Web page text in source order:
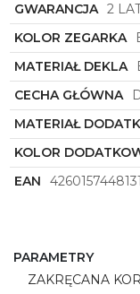
podkreślający
Vostok Europe
osób, które
kolekcji,
designu z
jakością. Odkryj
dopasuj go do
Europeto
GWARANCJA 2
KOLOR ZEGARKA
MATERIAŁ DEKLA
CECHA GŁÓWNA
MATERIAŁ
KOLOR
EAN
4260157448131
PARAMETRY
ZAKRĘCANA